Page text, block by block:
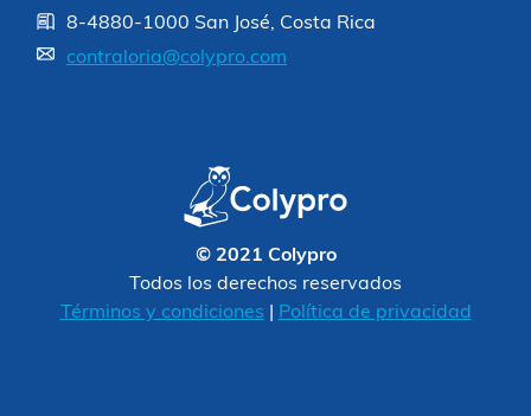
8-4880-1000 San José, Costa Rica
contraloria@colypro.com
© 2021 Colypro
Todos los derechos reservados
Términos y condiciones
Política de privacidad